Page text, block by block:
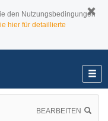
den Nutzungsbedingungen
hier für detaillierte
BEARBEITEN